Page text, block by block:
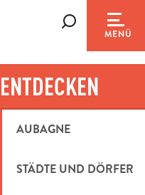
MENÜ
ENTDECKEN
AUBAGNE
STÄDTE UND DÖRFER